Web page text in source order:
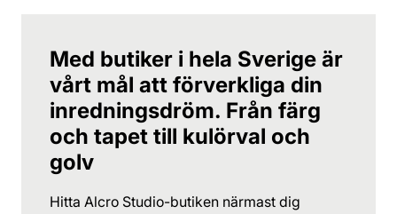
Med butiker i hela Sverige är
vårt mål att förverkliga din
inredningsdröm. Från färg
och tapet till kulörval och
golv
Hitta Alcro Studio-butiken närmast dig